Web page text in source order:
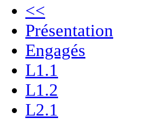
<<
Présentation
Engagés
L1.1
L1.2
L2.1